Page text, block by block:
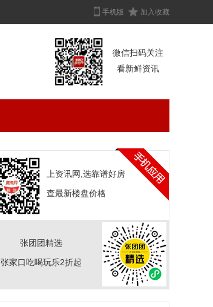
手机版 加入收藏
微信扫码关注
看新鲜资讯
上资讯网,选靠谱好房
查最新楼盘价格
张团团精选
张家口吃喝玩乐2折起